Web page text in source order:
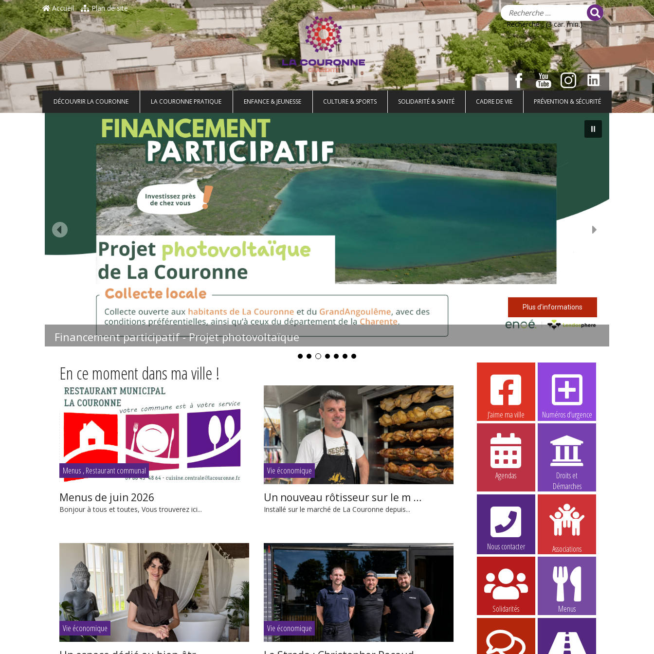
Aller au contenu principal
Accueil
Plan de site
Recherche... (3 car. min.)
DÉCOUVRIR LA COURONNE LA COURONNE PRATIQUE ENFANCE & JEUNESSE CULTURE & SPORTS SOLIDARITÉ & SANTÉ CADRE DE VIE PRÉVENTION & SÉCURITÉ
Plus d'informations
Financement participatif - Projet photovoltaïque
En ce moment dans ma ville !
Menus ,Restaurant communal
Menus de juin 2026
Bonjour à tous et toutes, Vous trouverez ici...
Vie économique
Un nouveau rôtisseur sur le m …
Installé sur le marché de La Couronne depuis...
Vie économique Vie économique
J’aime ma ville Numéros d’urgence
Agendas
Droits et
Démarches
Nous contacter Associations
Solidarités Menus